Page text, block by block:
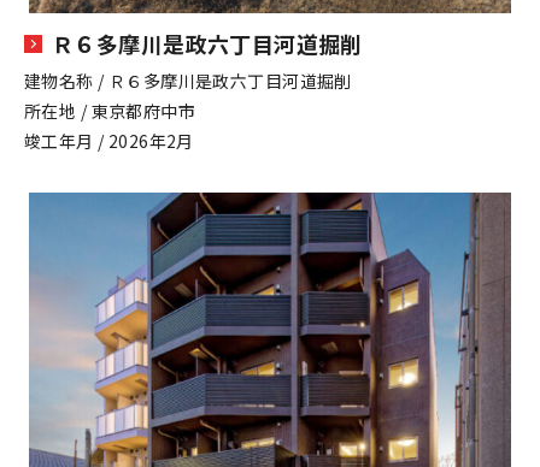
Ｒ６多摩川是政六丁目河道掘削
建物名称 / Ｒ６多摩川是政六丁目河道掘削
所在地 / 東京都府中市
竣工年月 / 2026年2月